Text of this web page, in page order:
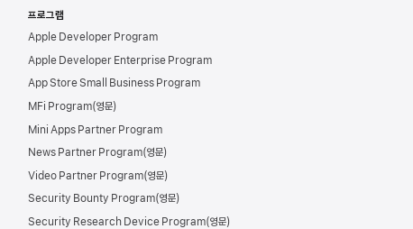
프로그램
Apple Developer Program
Apple Developer Enterprise Program
App Store Small Business Program
MFi Program
Mini Apps Partner Program
News Partner Program
Video Partner Program
Security Bounty Program
Security Research Device Program